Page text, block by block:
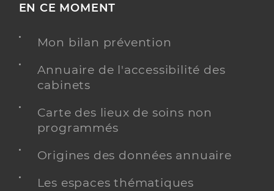
EN CE MOMENT
Mon bilan prévention
Annuaire de l'accessibilité des
cabinets
Carte des lieux de soins non
programmés
Origines des données annuaire
Les espaces thématiques